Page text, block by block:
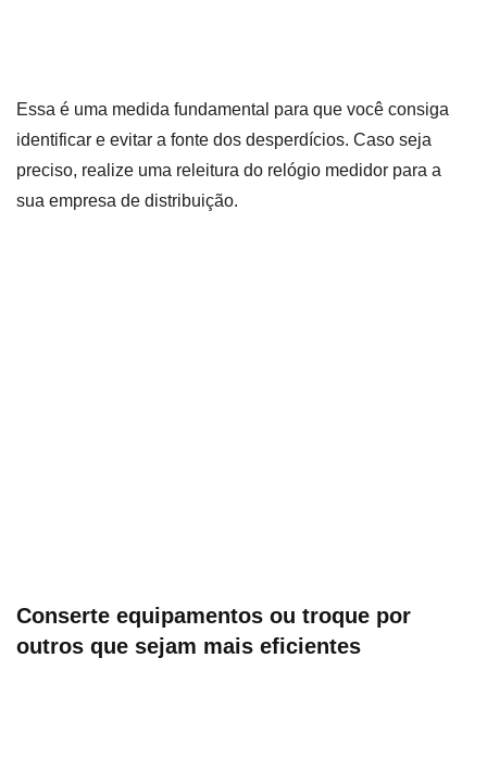
Essa é uma medida fundamental para que você consiga
identificar e evitar a fonte dos desperdícios. Caso seja
preciso, realize uma releitura do relógio medidor para a
sua empresa de distribuição.
Conserte equipamentos ou troque por
outros que sejam mais eficientes